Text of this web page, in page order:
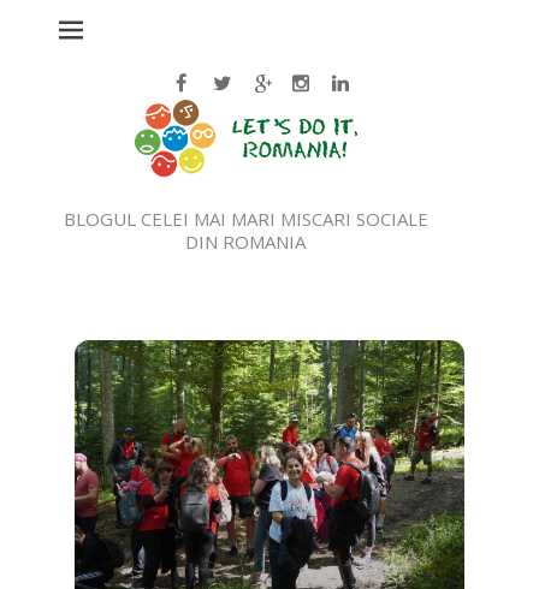
BLOGUL CELEI MAI MARI MISCARI SOCIALE
DIN ROMANIA